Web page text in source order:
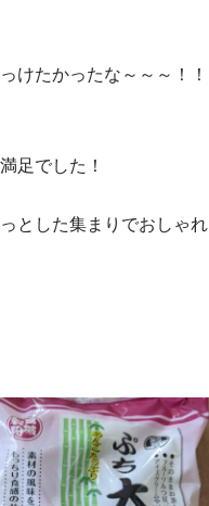
けたかったな～～～！
足でした！
とした集まりでおしゃ